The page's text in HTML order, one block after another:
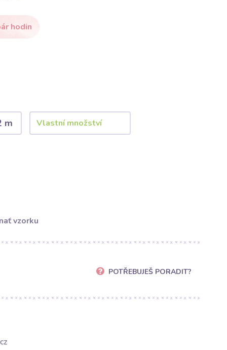
hodin
m
vzorku
POTŘEBUJEŠ PORADIT?